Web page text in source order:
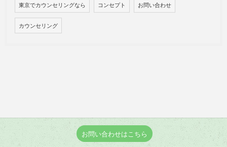
東京でカウンセリングなら コンセプト お問い合わせ
カウンセリング
お問い合わせはこちら